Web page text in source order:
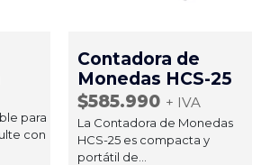
para
con
Contadora de
Monedas HCS-25
$585.990 + IVA
La Contadora de Monedas
HCS-25 es compacta y
portátil de...